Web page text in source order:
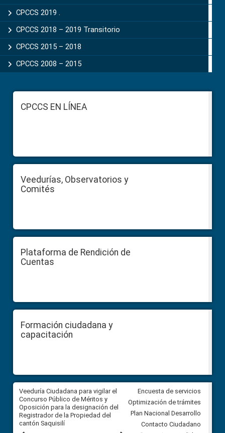
CPCCS 2019 .
CPCCS 2018 – 2019 Transitorio
CPCCS 2015 – 2018
CPCCS 2008 – 2015
FooterCPCCS EN LÍNEA
Veedurías, Observatorios y
Comités
Plataforma de Rendición de
Cuentas
Formación ciudadana y
capacitación
Veeduría Ciudadana para vigilar el
Concurso Público de Méritos y
Oposición para la designación del
Registrador de la Propiedad del
cantón Saquisilí
Veeduría Ciudadana para
construcción del asfaltado de
Ballenita del cantón Santa
Encuesta de servicios
Optimización de trámites
Plan Nacional Desarrollo
Contacto Ciudadano